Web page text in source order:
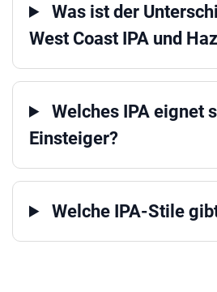
Was ist der
West Coast IPA und
Welches IPA eignet
Einsteiger?
Welche IPA-Stile